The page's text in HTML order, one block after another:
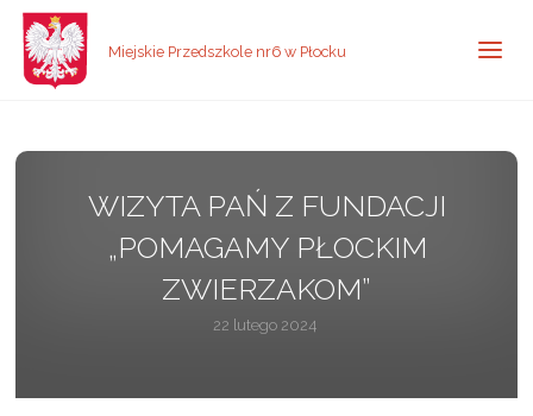
Miejskie Przedszkole nr6 w Płocku
WIZYTA PAŃ Z FUNDACJI
„POMAGAMY PŁOCKIM
ZWIERZAKOM”
22 lutego 2024